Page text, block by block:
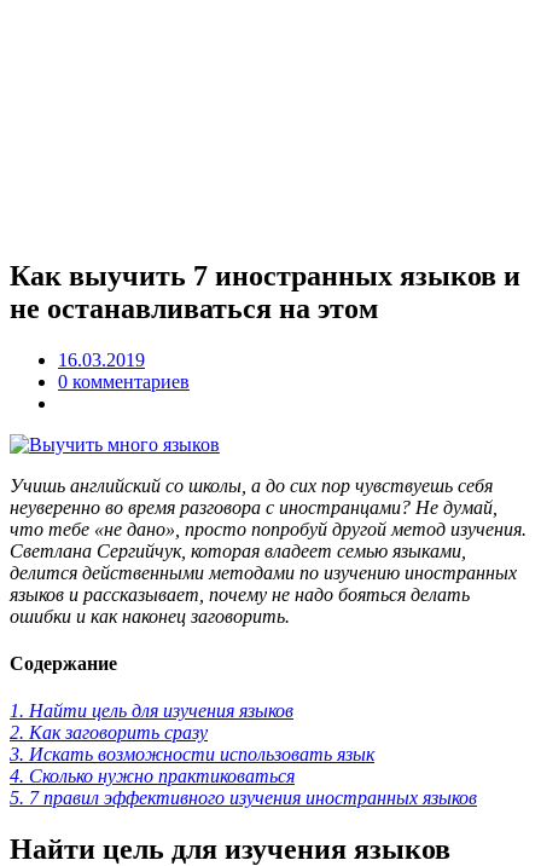
Как выучить 7 иностранных языков и
не останавливаться на этом
16.03.2019
0 комментариев
Учишь английский со школы, а до сих пор чувствуешь себя
неуверенно во время разговора с иностранцами? Не думай,
что тебе «не дано», просто попробуй другой метод изучения.
Светлана Сергийчук, которая владеет семью языками,
делится действенными методами по изучению иностранных
языков и рассказывает, почему не надо бояться делать
ошибки и как наконец заговорить.
Содержание
1. Найти цель для изучения языков
2. Как заговорить сразу
3. Искать возможности использовать язык
4. Сколько нужно практиковаться
5. 7 правил эффективного изучения иностранных языков
Найти цель для изучения языков